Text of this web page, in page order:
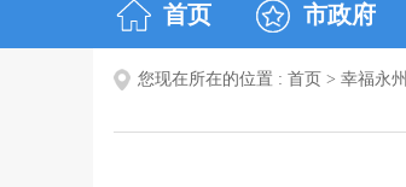
首页 市政府
您现在所在的位置 : 首页 > 幸福永州